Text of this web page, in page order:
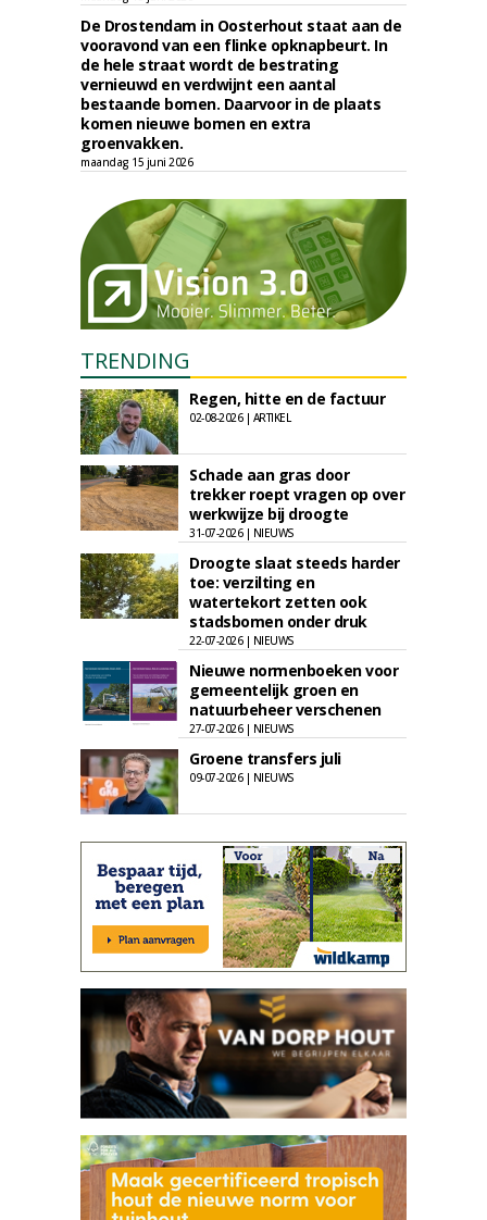
De Drostendam in Oosterhout staat aan de
vooravond van een flinke opknapbeurt. In
de hele straat wordt de bestrating
vernieuwd en verdwijnt een aantal
bestaande bomen. Daarvoor in de plaats
komen nieuwe bomen en extra
groenvakken.
maandag 15 juni 2026
TRENDING
Regen, hitte en de factuur
02-08-2026 | ARTIKEL
Schade aan gras door
trekker roept vragen op over
werkwijze bij droogte
31-07-2026 | NIEUWS
Droogte slaat steeds harder
toe: verzilting en
watertekort zetten ook
stadsbomen onder druk
22-07-2026 | NIEUWS
Nieuwe normenboeken voor
gemeentelijk groen en
natuurbeheer verschenen
27-07-2026 | NIEUWS
Groene transfers juli
09-07-2026 | NIEUWS